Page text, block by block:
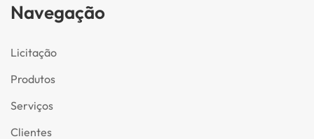
Navegação
Licitação
Produtos
Serviços
Clientes